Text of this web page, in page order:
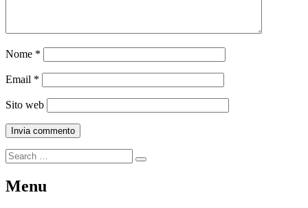
Nome *
Email *
Sito web
Menu